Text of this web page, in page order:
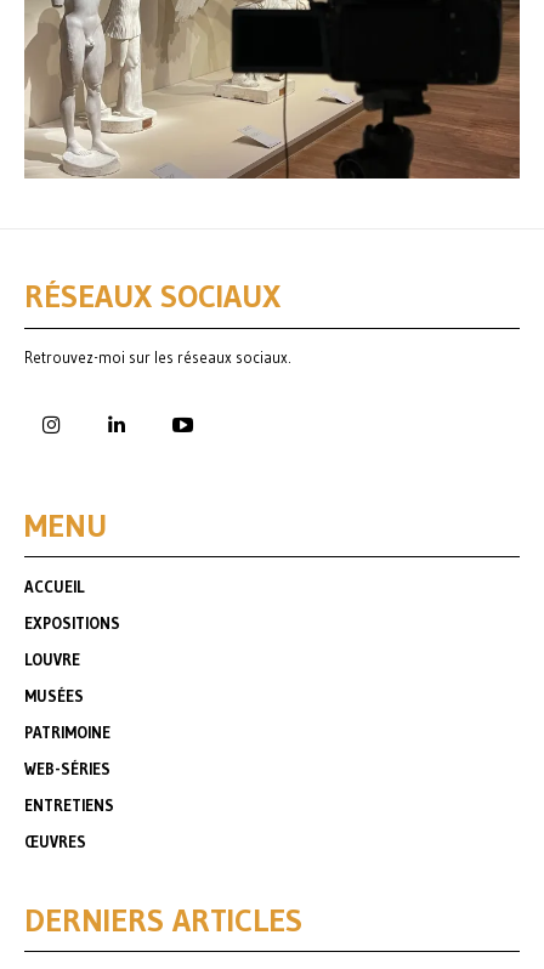
RÉSEAUX SOCIAUX
Retrouvez-moi sur les réseaux sociaux.
MENU
ACCUEIL
EXPOSITIONS
LOUVRE
MUSÉES
PATRIMOINE
WEB-SÉRIES
ENTRETIENS
ŒUVRES
DERNIERS ARTICLES